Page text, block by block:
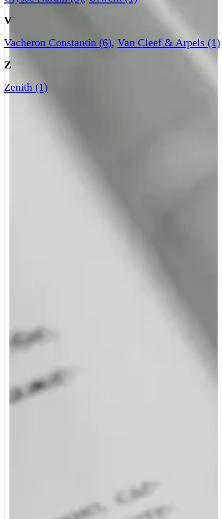
V
Vacheron Constantin (6), Van Cleef & Arpels (1)
Z
Zenith (1)